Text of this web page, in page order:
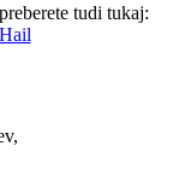
tudi tukaj: